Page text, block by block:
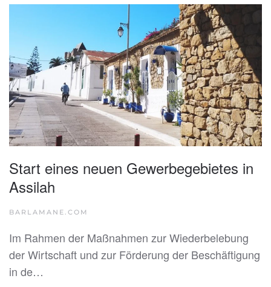
Start eines neuen Gewerbegebietes in
Assilah
BARLAMANE.COM
Im Rahmen der Maßnahmen zur Wiederbelebung
der Wirtschaft und zur Förderung der Beschäftigung
in de…